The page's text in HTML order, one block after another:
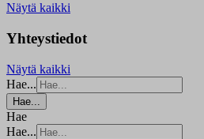
Näytä kaikki
Yhteystiedot
Näytä kaikki
Hae...
Hae...
Hae
Hae...